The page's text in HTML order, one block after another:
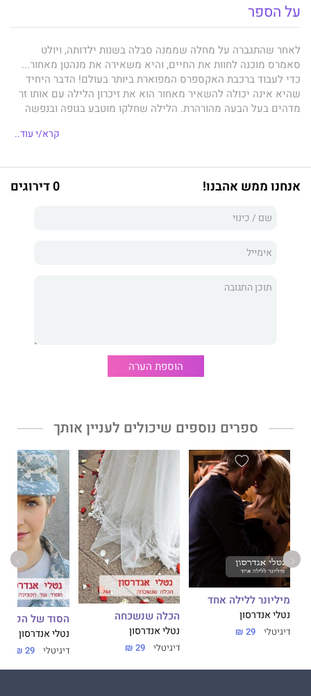
על הספר
לאחר שהתגברה על מחלה שממנה סבלה בשנות ילדותה, ויולט
סאמרס מוכנה לחוות את החיים, והיא משאירה את מנהטן מאחור...
כדי לעבוד ברכבת האקספרס המפוארת ביותר בעולם! הדבר היחיד
שהיא אינה יכולה להשאיר מאחור הוא את זיכרון הלילה עם אותו זר
מדהים בעל הבעה מהורהרת. הלילה שחלקו מוטבע בגופה ובנפשה
עולם.
קרא/י עוד..
אנחנו ממש אהבנו! 0 דירוגים
הוספת הערה
ספרים נוספים שיכולים לעניין אותך
מיליונר ללילה אחד
נטלי אנדרסון
דיגיטלי 29 ₪
הכלה שנשכחה
נטלי אנדרסון
דיגיטלי 29 ₪
הסוד של
נטלי אנדרסון
דיגיטלי 29 ₪